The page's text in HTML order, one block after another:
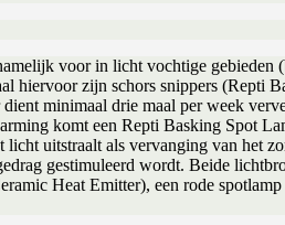
voor in licht vochtige gebieden
zijn schors snippers (Repti
minimaal drie maal per week
komt een Repti Basking Spot
uitstraalt als vervanging van het
gestimuleerd wordt. Beide
Heat Emitter), een rode